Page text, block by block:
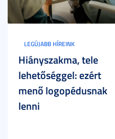
LEGÚJABB HÍREINK
Hiányszakma, tele
lehetőséggel: ezért
menő logopédusnak
lenni